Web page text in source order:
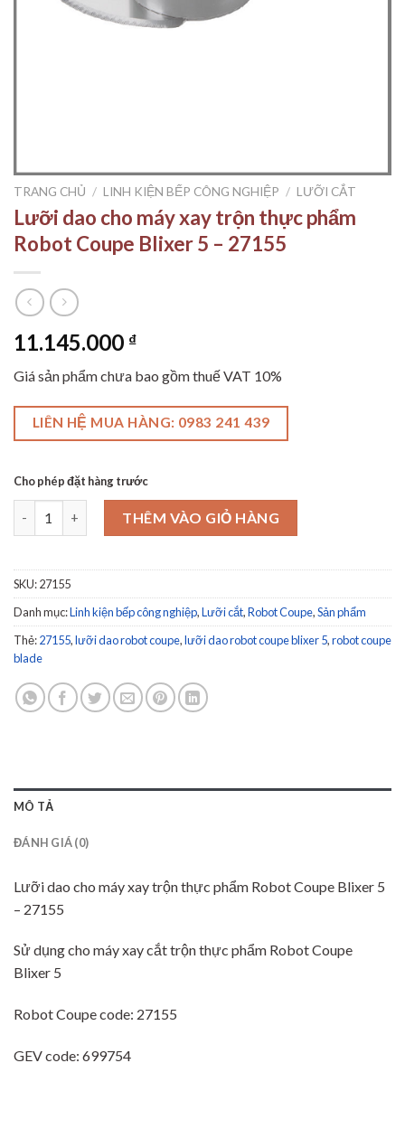
TRANG CHỦ / LINH KIỆN BẾP CÔNG NGHIỆP / LƯỠI CẮT
Lưỡi dao cho máy xay trộn thực phẩm
Robot Coupe Blixer 5 – 27155
11.145.000 ₫
Giá sản phẩm chưa bao gồm thuế VAT 10%
LIÊN HỆ MUA HÀNG: 0983 241 439
Cho phép đặt hàng trước
Lưỡi dao cho máy xay trộn thực phẩm Robot Coupe Blixer 5 -
THÊM VÀO GIỎ HÀNG
SKU:27155
Danh mục:Linh kiện bếp công nghiệp,Lưỡi cắt,Robot Coupe,Sản phẩm
Thẻ:27155,lưỡi dao robot coupe,lưỡi dao robot coupe blixer 5,robot coupe
blade
MÔ TẢ
ĐÁNH GIÁ (0)
Lưỡi dao cho máy xay trộn thực phẩm Robot Coupe Blixer 5
– 27155
Sử dụng cho máy xay cắt trộn thực phẩm Robot Coupe
Blixer 5
Robot Coupe code: 27155
GEV code: 699754